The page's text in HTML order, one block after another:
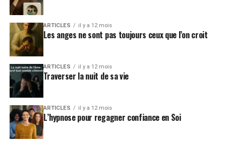
ARTICLES il y a 12 mois
Les anges ne sont pas toujours ceux que l’on croit
ARTICLES il y a 12 mois
Traverser la nuit de sa vie
ARTICLES il y a 12 mois
L’hypnose pour regagner confiance en Soi